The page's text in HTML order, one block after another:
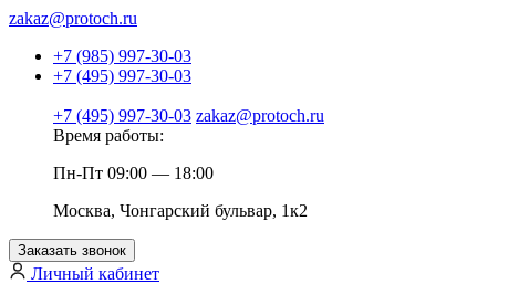
zakaz@protoch.ru
+7 (985) 997-30-03
+7 (495) 997-30-03
+7 (495) 997-30-03 zakaz@protoch.ru
Время работы:
Пн-Пт 09:00 — 18:00
Москва, Чонгарский бульвар, 1к2
Заказать звонок
Личный кабинет